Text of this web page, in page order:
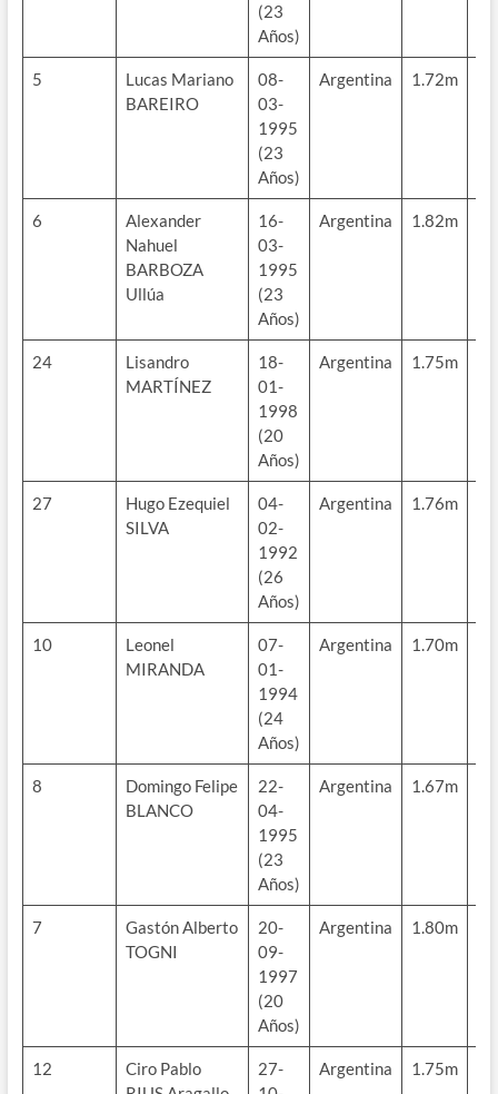
(23
Años)
5
Lucas Mariano
BAREIRO
08-
03-
1995
(23
Años)
Argentina 1.72m
6
Alexander
Nahuel
BARBOZA
Ullúa
16-
03-
1995
(23
Años)
Argentina 1.82m
24
Lisandro
MARTÍNEZ
18-
01-
1998
(20
Años)
Argentina 1.75m
27
Hugo Ezequiel
SILVA
04-
02-
1992
(26
Años)
Argentina 1.76m
10
Leonel
MIRANDA
07-
01-
1994
(24
Años)
Argentina 1.70m
8
Domingo Felipe
BLANCO
22-
04-
1995
(23
Años)
Argentina 1.67m
7
Gastón Alberto
TOGNI
20-
09-
1997
(20
Años)
Argentina 1.80m
12
Ciro Pablo
27-
Argentina 1.75m